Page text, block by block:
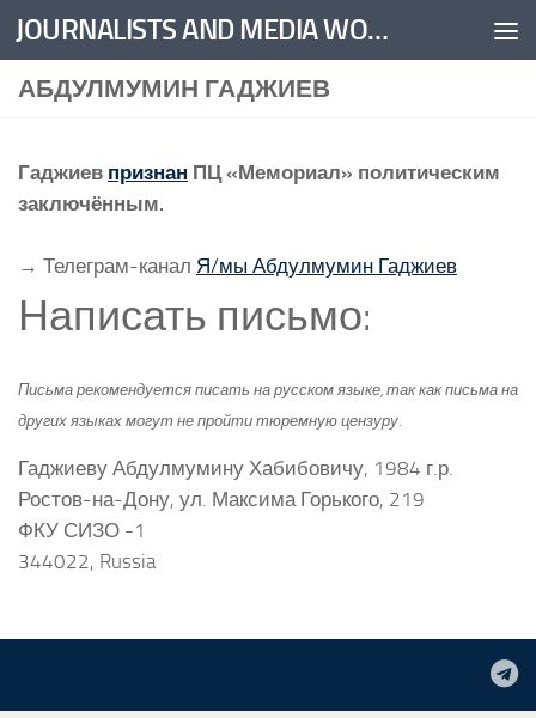
Skip to content JOURNALISTS AND MEDIA WORKERS UNITED
АБДУЛМУМИН ГАДЖИЕВ
Гаджиев признан ПЦ «Мемориал» политическим
заключённым.
→ Телеграм-канал Я/мы Абдулмумин Гаджиев
Написать письмо:
Письма рекомендуется писать на русском языке, так как письма на
других языках могут не пройти тюремную цензуру.
Гаджиеву Абдулмумину Хабибовичу, 1984 г.р.
Ростов-на-Дону, ул. Максима Горького, 219
ФКУ СИЗО -1
344022, Russia